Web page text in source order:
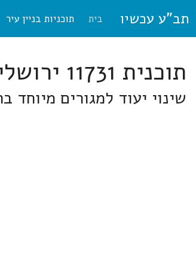
תב"ע עכשיו בית תוכניות בניין עיר
תוכנית 11731 ירושלים
שינוי יעוד למגורים מיוחד ברח' מדבר